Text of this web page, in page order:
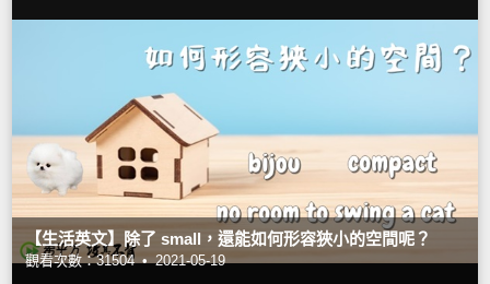
【生活英文】除了 small，還能如何形容狹小的空間呢？
觀看次數：31504 • 2021-05-19